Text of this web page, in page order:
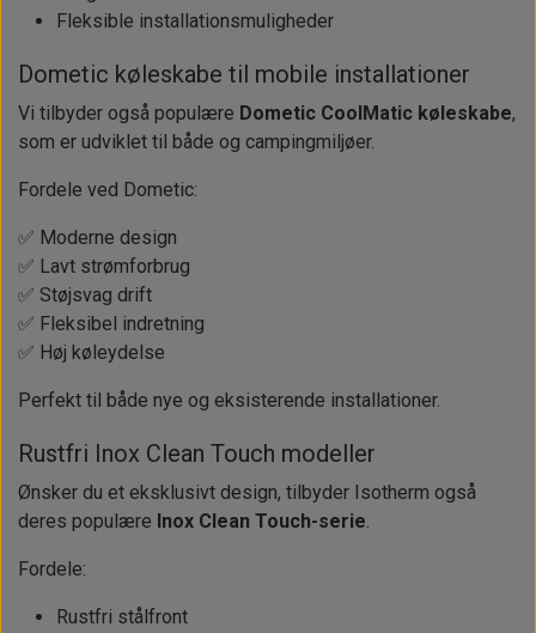
Fleksible installationsmuligheder
Dometic køleskabe til mobile installationer
Vi tilbyder også populære Dometic CoolMatic køleskabe,
som er udviklet til både og campingmiljøer.
Fordele ved Dometic:
✅ Moderne design
✅ Lavt strømforbrug
✅ Støjsvag drift
✅ Fleksibel indretning
✅ Høj køleydelse
Perfekt til både nye og eksisterende installationer.
Rustfri Inox Clean Touch modeller
Ønsker du et eksklusivt design, tilbyder Isotherm også
deres populære Inox Clean Touch-serie.
Fordele:
Rustfri stålfront